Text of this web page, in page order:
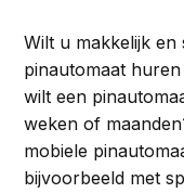
Wilt u makkelijk
pinautomaat
wilt een
weken of
mobiele
bijvoorbeeld met